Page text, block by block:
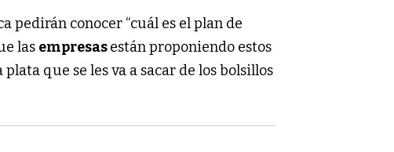
pedirán conocer “cuál es el plan de
las empresasestán proponiendo estos
que se les va a sacar de los bolsillos